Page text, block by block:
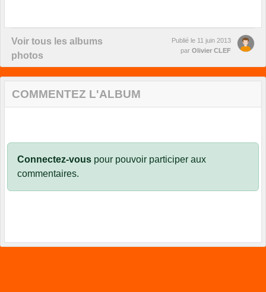
Voir tous les albums
photos
Publié le 11 juin 2013
par Olivier CLEF
COMMENTEZ L'ALBUM
Connectez-vous pour pouvoir participer aux
commentaires.